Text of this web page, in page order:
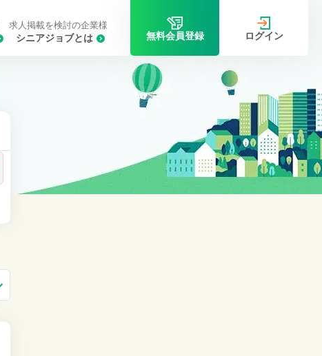
シニアジョブとは
求人掲載を検討の企業様
無料会員登録 ログイン